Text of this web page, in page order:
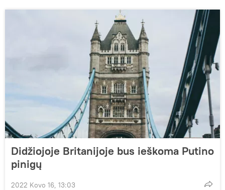
Didžiojoje Britanijoje bus ieškoma Putino
pinigų
2022 Kovo 16, 13:03